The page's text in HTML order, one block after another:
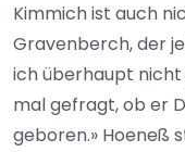
Kimmich ist auch
Gravenberch, der
ich überhaupt
mal gefragt, ob er
geboren.» Hoeneß